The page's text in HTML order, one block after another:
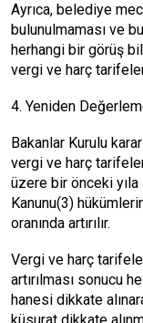
Ayrıca, belediye
bulunulmaması ve
herhangi bir görüş
vergi ve harç
4. Yeniden
Bakanlar Kurulu
vergi ve harç
üzere bir önceki
Kanunu(3)
oranında artırılır.
Vergi ve harç
artırılması sonucu
hanesi dikkate